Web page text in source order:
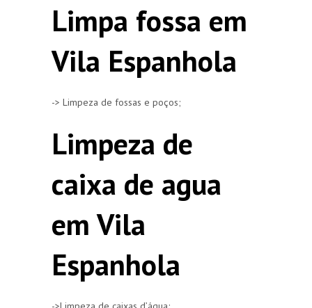
Limpa fossa em
Vila Espanhola
-> Limpeza de fossas e poços;
Limpeza de
caixa de agua
em Vila
Espanhola